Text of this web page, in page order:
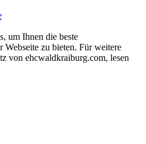
um Ihnen die beste
Webseite zu bieten. Für weitere
von ehcwaldkraiburg.com, lesen